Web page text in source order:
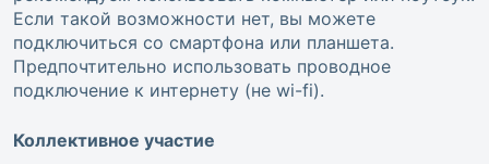
Если такой возможности нет, вы можете
подключиться со смартфона или планшета.
Предпочтительно использовать проводное
подключение к интернету (не wi-fi).
Коллективное участие